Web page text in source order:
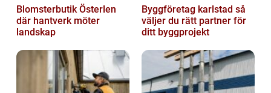
Blomsterbutik Österlen
där hantverk möter
landskap
Byggföretag karlstad så
väljer du rätt partner för
ditt byggprojekt